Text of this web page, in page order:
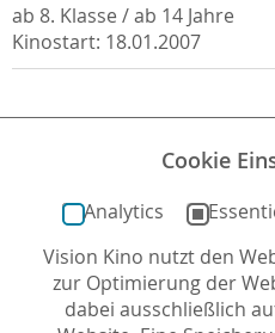
ab 8. Klasse / ab 14 Jahre
Kinostart: 18.01.2007
62 63
24VON
Cookie
Analytics
Vision Kino nutzt den
zur Optimierung der
dabei ausschließlich